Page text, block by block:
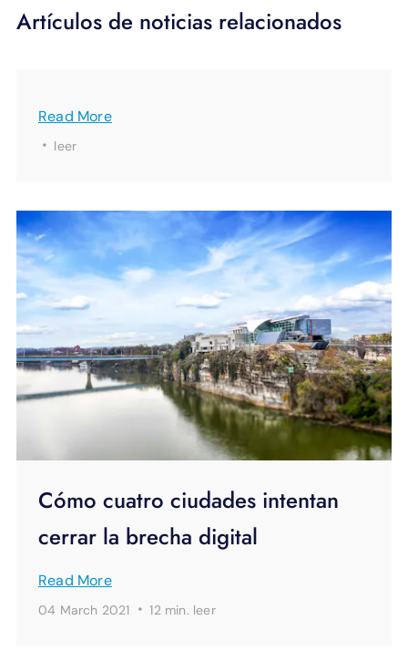
Artículos de noticias relacionados
Read More
· leer
Cómo cuatro ciudades intentan
cerrar la brecha digital
Read More
04 March 2021 ·12 min. leer